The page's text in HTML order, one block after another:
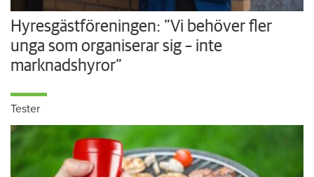
Hyresgästföreningen: ”Vi behöver fler
unga som organiserar sig – inte
marknadshyror”
Tester